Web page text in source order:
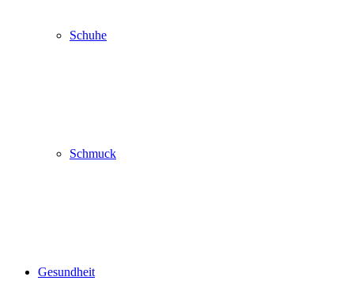
Schuhe
Schmuck
Gesundheit